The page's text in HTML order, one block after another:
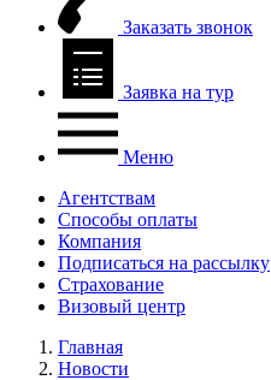
Заказать звонок
Заявка на тур
Меню
Агентствам
Способы оплаты
Компания
Подписаться на рассылку
Страхование
Визовый центр
Главная
Новости